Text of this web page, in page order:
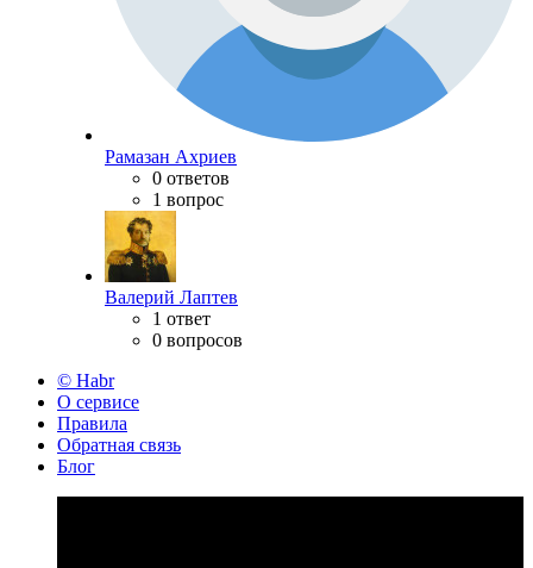
Рамазан Ахриев
0 ответов
1 вопрос
Валерий Лаптев
1 ответ
0 вопросов
© Habr
О сервисе
Правила
Обратная связь
Блог